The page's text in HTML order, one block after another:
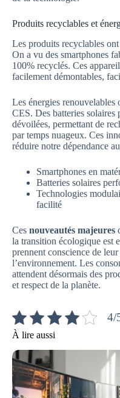
Produits recyclables et
Les produits recyclables
On a vu des smartphones
100% recyclés. Ces
facilement démontables,
Les énergies renouvelables
CES. Des batteries solaires
dévoilées, permettant de
par temps nuageux. Ces
réduire notre dépendance
Smartphones en
Batteries solaires
Technologies
facilité
Ces nouveautés majeures
la transition écologique est
prennent conscience de
l’environnement. Les
attendent désormais des
et respect de la planète.
4/
À lire aussi